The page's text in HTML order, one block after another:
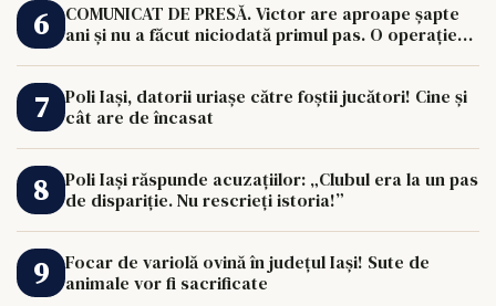
COMUNICAT DE PRESĂ. Victor are aproape șapte
ani și nu a făcut niciodată primul pas. O operație
Poli Iași, datorii uriașe către foștii jucători! Cine și
cât are de încasat
Poli Iași răspunde acuzațiilor: „Clubul era la un pas
de dispariție. Nu rescrieți istoria!”
Focar de variolă ovină în județul Iași! Sute de
animale vor fi sacrificate